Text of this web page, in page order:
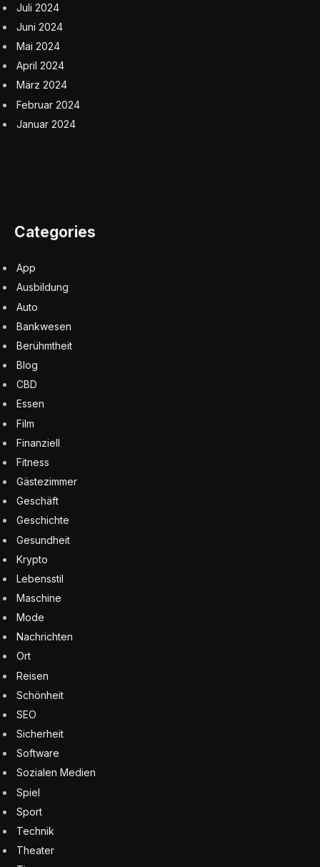
Juli 2024
Juni 2024
Mai 2024
April 2024
März 2024
Februar 2024
Januar 2024
Categories
App
Ausbildung
Auto
Bankwesen
Berühmtheit
Blog
CBD
Essen
Film
Finanziell
Fitness
Gästezimmer
Geschäft
Geschichte
Gesundheit
Krypto
Lebensstil
Maschine
Mode
Nachrichten
Ort
Reisen
Schönheit
SEO
Sicherheit
Software
Sozialen Medien
Spiel
Sport
Technik
Theater